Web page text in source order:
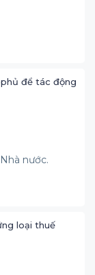
để tác động
nước.
loại thuế